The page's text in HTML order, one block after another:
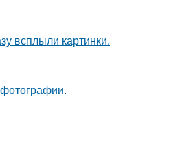
всплыли картинки.